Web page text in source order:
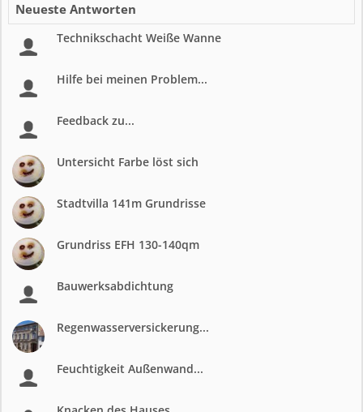
Neueste Antworten
Technikschacht Weiße Wanne
Hilfe bei meinen Problem...
Feedback zu...
Untersicht Farbe löst sich
Stadtvilla 141m Grundrisse
Grundriss EFH 130-140qm
Bauwerksabdichtung
Regenwasserversickerung...
Feuchtigkeit Außenwand...